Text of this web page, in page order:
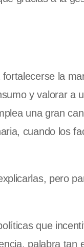
la
y valorar a
una gran
cuando los
pero
que
palabra